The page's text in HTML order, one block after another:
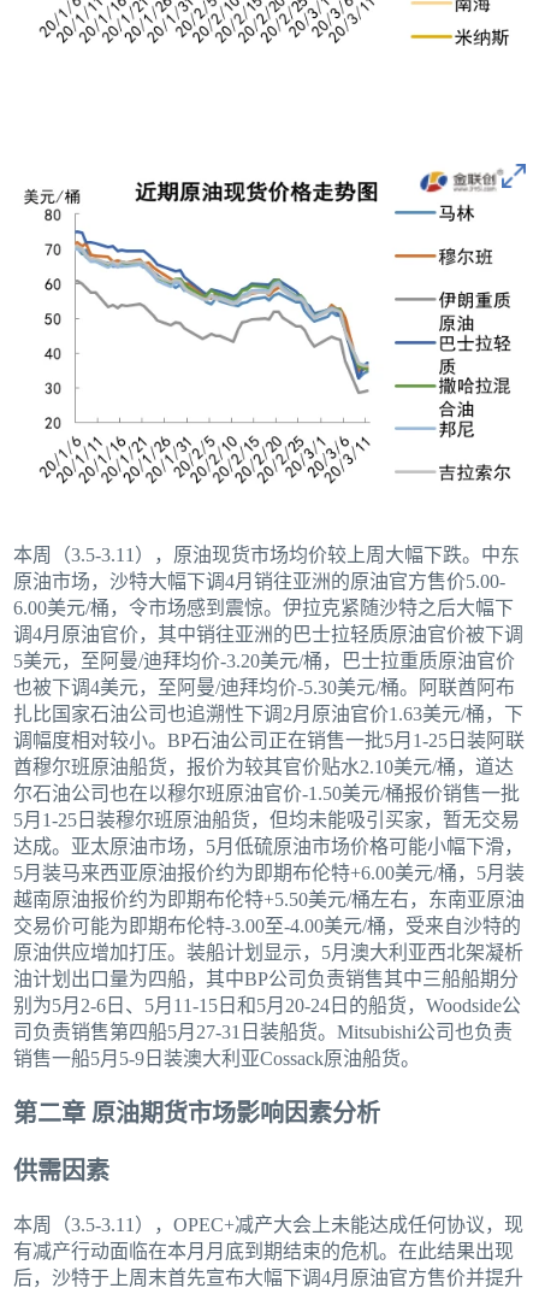
本周（3.5-3.11），原油现货市场均价较上周大幅下跌。中东
原油市场，沙特大幅下调4月销往亚洲的原油官方售价5.00-
6.00美元/桶，令市场感到震惊。伊拉克紧随沙特之后大幅下
调4月原油官价，其中销往亚洲的巴士拉轻质原油官价被下调
5美元，至阿曼/迪拜均价-3.20美元/桶，巴士拉重质原油官价
也被下调4美元，至阿曼/迪拜均价-5.30美元/桶。阿联酋阿布
扎比国家石油公司也追溯性下调2月原油官价1.63美元/桶，下
调幅度相对较小。BP石油公司正在销售一批5月1-25日装阿联
酋穆尔班原油船货，报价为较其官价贴水2.10美元/桶，道达
尔石油公司也在以穆尔班原油官价-1.50美元/桶报价销售一批
5月1-25日装穆尔班原油船货，但均未能吸引买家，暂无交易
达成。亚太原油市场，5月低硫原油市场价格可能小幅下滑，
5月装马来西亚原油报价约为即期布伦特+6.00美元/桶，5月装
越南原油报价约为即期布伦特+5.50美元/桶左右，东南亚原油
交易价可能为即期布伦特-3.00至-4.00美元/桶，受来自沙特的
原油供应增加打压。装船计划显示，5月澳大利亚西北架凝析
油计划出口量为四船，其中BP公司负责销售其中三船船期分
别为5月2-6日、5月11-15日和5月20-24日的船货，Woodside公
司负责销售第四船5月27-31日装船货。Mitsubishi公司也负责
销售一船5月5-9日装澳大利亚Cossack原油船货。
第二章 原油期货市场影响因素分析
供需因素
本周（3.5-3.11），OPEC+减产大会上未能达成任何协议，现
有减产行动面临在本月月底到期结束的危机。在此结果出现
后，沙特于上周末首先宣布大幅下调4月原油官方售价并提升